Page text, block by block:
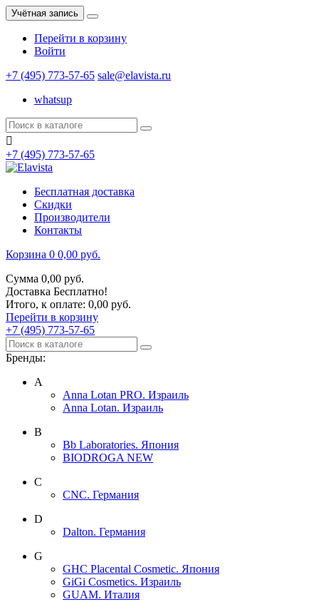
Учётная запись
Перейти в корзину
Войти
+7 (495) 773-57-65 sale@elavista.ru
whatsup

+7 (495) 773-57-65
Бесплатная доставка
Скидки
Производители
Контакты
Корзина 0 0,00 руб.
Сумма 0,00 руб.
Доставка Бесплатно!
Итого, к оплате: 0,00 руб.
Перейти в корзину
+7 (495) 773-57-65
Бренды:
A
Anna Lotan PRO. Израиль
Anna Lotan. Израиль
B
Bb Laboratories. Япония
BIODROGA NEW
C
CNC. Германия
D
Dalton. Германия
G
GHC Placental Cosmetic. Япония
GiGi Cosmetics. Израиль
GUAM. Италия